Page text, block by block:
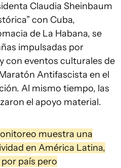
Claudia Sheinbaum
con Cuba,
de La Habana, se
impulsadas por
con eventos culturales de
Antifascista en el
Al mismo tiempo, las
el apoyo material.
muestra una
en América Latina,
país pero